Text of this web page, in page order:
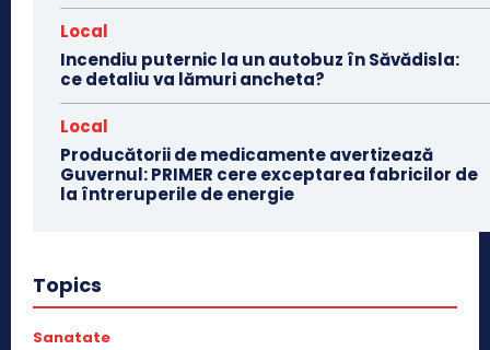
Local
Incendiu puternic la un autobuz în Săvădisla:
ce detaliu va lămuri ancheta?
Local
Producătorii de medicamente avertizează
Guvernul: PRIMER cere exceptarea fabricilor de
la întreruperile de energie
Topics
Sanatate